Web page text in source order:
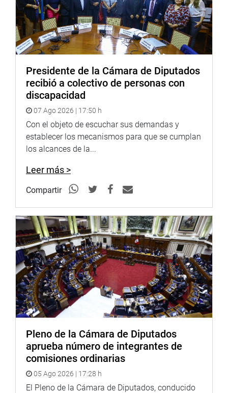
Puede encontrar más información en nuestra página web
y redes sociales.
Heraldo:goo.gl/Ty5Tto
Facebook:https://goo.gl/s5t7XN
https://goo.gl/iMywRR
YouTube:https://goo.gl/VBXBNk
Radio: goo.gl/hMwTg1
Presidente de la Cámara de Diputados
recibió a colectivo de personas con
discapacidad
07 Ago 2026 | 17:50 h
Con el objeto de escuchar sus demandas y
establecer los mecanismos para que se cumplan
los alcances de la...
Leer más >
Compartir
Pleno de la Cámara de Diputados
aprueba número de integrantes de
comisiones ordinarias
05 Ago 2026 | 17:28 h
El Pleno de la Cámara de Diputados, conducido